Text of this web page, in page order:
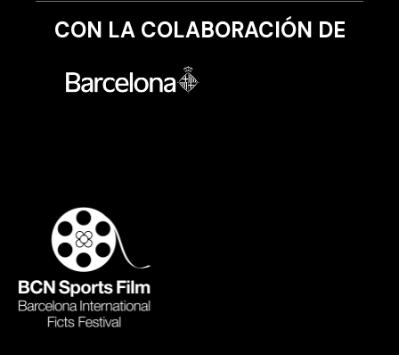
CON LA COLABORACIÓN DE